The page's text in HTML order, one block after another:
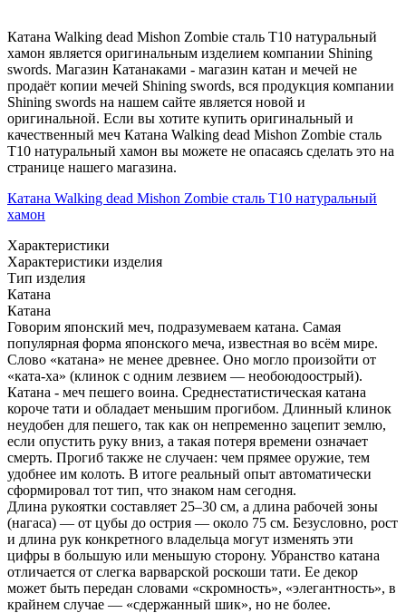
Катана Walking dead Mishon Zombie сталь T10 натуральный
хамон является оригинальным изделием компании Shining
swords. Магазин Катанаками - магазин катан и мечей не
продаёт копии мечей Shining swords, вся продукция компании
Shining swords на нашем сайте является новой и
оригинальной. Если вы хотите купить оригинальный и
качественный меч Катана Walking dead Mishon Zombie сталь
T10 натуральный хамон вы можете не опасаясь сделать это на
странице нашего магазина.
Катана Walking dead Mishon Zombie сталь T10 натуральный
хамон
Характеристики
Характеристики изделия
Тип изделия
Катана
Катана
Говорим японский меч, подразумеваем катана. Самая
популярная форма японского меча, известная во всём мире.
Слово «катана» не менее древнее. Оно могло произойти от
«ката-ха» (клинок с одним лезвием — необоюдоострый).
Катана - меч пешего воина. Среднестатистическая катана
короче тати и обладает меньшим прогибом. Длинный клинок
неудобен для пешего, так как он непременно зацепит землю,
если опустить руку вниз, а такая потеря времени означает
смерть. Прогиб также не случаен: чем прямее оружие, тем
удобнее им колоть. В итоге реальный опыт автоматически
сформировал тот тип, что знаком нам сегодня.
Длина рукоятки составляет 25–30 см, а длина рабочей зоны
(нагаса) — от цубы до острия — около 75 см. Безусловно, рост
и длина рук конкретного владельца могут изменять эти
цифры в большую или меньшую сторону. Убранство катана
отличается от слегка варварской роскоши тати. Ее декор
может быть передан словами «скромность», «элегантность», в
крайнем случае — «сдержанный шик», но не более.